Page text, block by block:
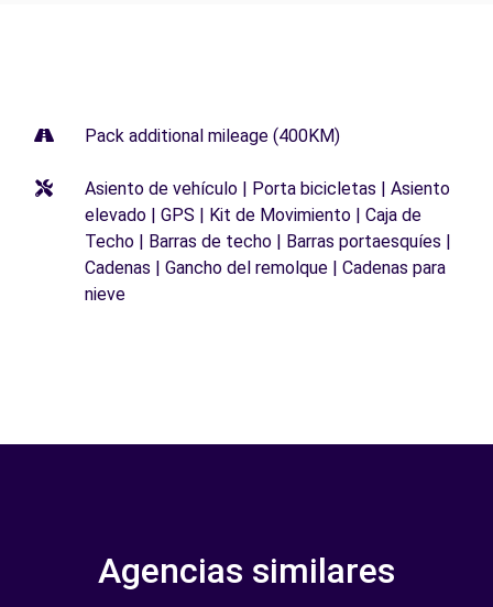
Pack additional mileage (400KM)
Asiento de vehículo | Porta bicicletas | Asiento
elevado | GPS | Kit de Movimiento | Caja de
Techo | Barras de techo | Barras portaesquíes |
Cadenas | Gancho del remolque | Cadenas para
nieve
Agencias similares